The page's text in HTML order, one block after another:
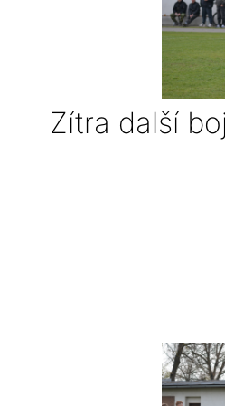
Zítra další